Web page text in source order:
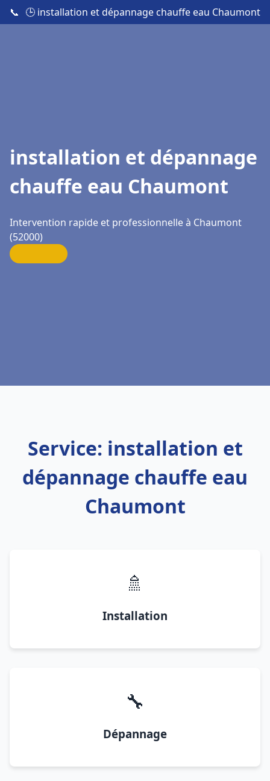
📞 🕒 installation et dépannage chauffe eau Chaumont
installation et dépannage
chauffe eau Chaumont
Intervention rapide et professionnelle à Chaumont
(52000)
Service: installation et
dépannage chauffe eau
Chaumont
🚿
Installation
🔧
Dépannage